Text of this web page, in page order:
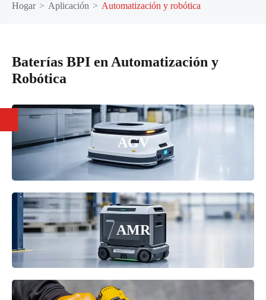
Hogar Aplicación Automatización y robótica
Baterías BPI en Automatización y
Robótica
AGV
AMR